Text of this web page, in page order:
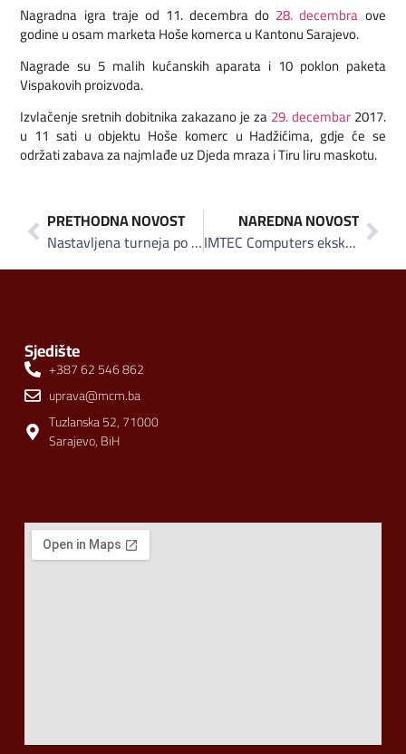
Nagradna igra traje od 11. decembra do 28. decembra ove
godine u osam marketa Hoše komerca u Kantonu Sarajevo.
Nagrade su 5 malih kućanskih aparata i 10 poklon paketa
Vispakovih proizvoda.
Izvlačenje sretnih dobitnika zakazano je za29. decembar2017.
u 11 sati u objektu Hoše komerc u Hadžićima, gdje će se
održati zabava za najmlađe uz Djeda mraza i Tiru liru maskotu.
PRETHODNA NOVOST
Nastavljena turneja po Arapskom zaljevu: Vispakova džinovska džezva na Sheikh Zayed Heritage Festivalu u Abu Dhabiju
NAREDNA NOVOST
IMTEC Computers ekskluzivni partner Logitech Gaming opreme za BiH: Vrijedne nagrade za prvih 100 kupaca u poslovnici IMTEC-a u SCC-u
Sjedište
+387 62 546 862
uprava@mcm.ba
Tuzlanska 52, 71000
Sarajevo, BiH